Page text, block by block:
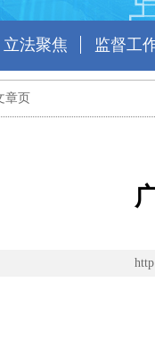
立法聚焦 监督工
章页